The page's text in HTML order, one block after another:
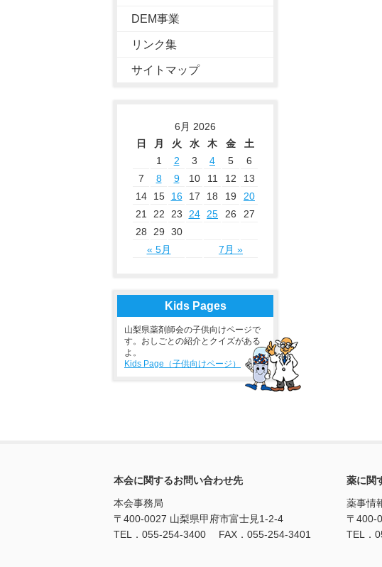
DEM事業
リンク集
サイトマップ
6月 2026
日
月 火 水 木 金
土
1
2 3 4 5
6
7
8 9 10 11 12
13
14
15 16 17 18 19
20
21
22 23 24 25 26
27
28
29
30
« 5月
7月 »
Kids Pages
山梨県薬剤師会の子供向けページで
す。おしごとの紹介とクイズがある
よ。
Kids Page（子供向けページ）
本会に関するお問い合わせ先
本会事務局
〒400-0027 山梨県甲府市富士見1-2-4
TEL．055-254-3400 FAX．055-254-3401
薬に関
薬事情
〒400-
TEL．